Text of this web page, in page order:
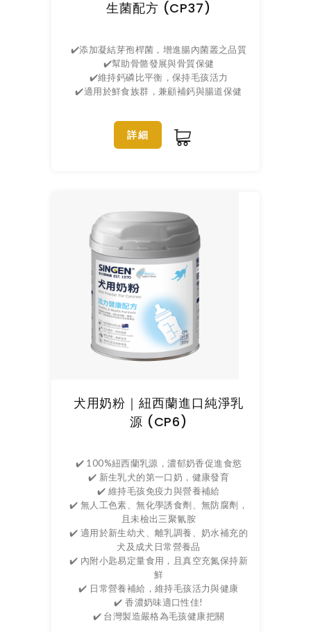
生菌配方 (CP37)
✔️添加凝結芽孢桿菌，增進腸內菌叢之品質
✔️幫助骨骼發展與骨質保健
✔️維持鈣磷比平衡，保持毛孩活力
✔️適用於鮮食族群，兼顧補鈣與腸道保健
詳細
犬用奶粉｜紐西蘭進口純淨乳
源 (CP6)
✔️ 100%紐西蘭乳源，濃郁奶香促進食慾
✔️ 新生乳犬的第一口奶，健康發育
✔️ 維持毛孩免疫力與營養補給
✔️ 無人工色素、無化學誘食劑、無防腐劑，
且未檢出三聚氰胺
✔️ 適用於新生幼犬、離乳調養、奶水補充的
犬及成犬日常營養品
✔️ 內附小匙易定量食用，且真空充氮保持新
鮮
✔️ 日常營養補給，維持毛孩活力與健康
✔️ 香濃奶味適口性佳!
✔️ 台灣製造嚴格為毛孩健康把關